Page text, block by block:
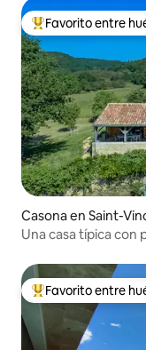
Favorito entre los
Favorito entre
Casona en Saint-
Una casa típica con
Favorito entre los
Favorito entre